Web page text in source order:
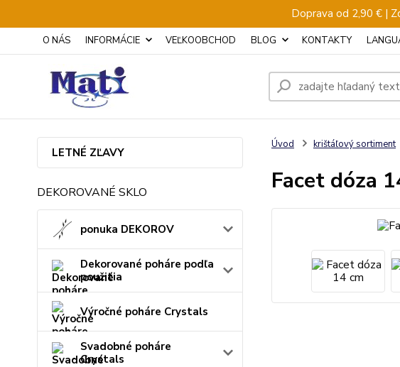
Doprava od 2,90 € |
O NÁS INFORMÁCIE VEĽKOOBCHOD BLOG KONTAKTY
LETNÉ ZĽAVY
DEKOROVANÉ SKLO
ponuka DEKOROV
Dekorované poháre podľa
použitia
Výročné poháre Crystals
Svadobné poháre
Crystals
Úvod krištáľový sortiment
Facet dóza